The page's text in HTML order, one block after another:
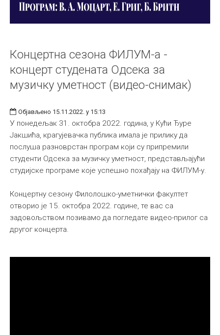
Концертна сезона ФИЛУМ-а -
концерт студената Одсека за
музичку уметност (видео-снимак)
Објављено 15.11.2022. у 15:13
У понедељак 31. октобра 2022. година, у Кући Ђуре
Јакшића, крагујевачка публика имала је прилику да
послуша разноврстан програм који су припремили
студенти Одсека за музичку уметност, представљајући
студијске програме које успешно похађају на ФИЛУМ-у.
Концертну сезону Филолошко-уметнички факултет
отворио је 15. октобра 2022. године, те вас са
задовољством позивамо да погледате видео-прилог са
другог концерта.